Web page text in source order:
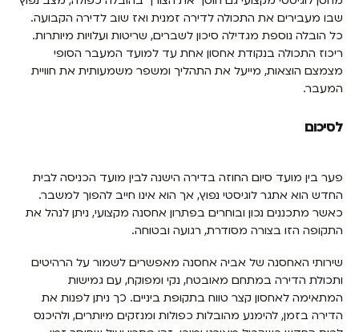
שבו מעבירים את התכולה לדירה זמנית ואז שוב לדירה הקבועה.
כל הובלה נוספת מגדילה סיכון לשברים, שריטות ועלויות מיותרות.
ריכוז התכולה בנקודת אחסון אחת עד למועד המעבר הסופי
מצמצם הוצאות, מייעל את התהליך ומשפר משמעותית את חוויית
המעבר.
לסיכום
פער בין מועד סיום החוזה בדירה הישנה לבין מועד הכניסה לבית
החדש הוא אתגר לוגיסטי נפוץ, אך הוא אינו חייב להפוך למשבר.
כאשר מתכננים נכון ובוחרים בפתרון אחסנה מקצועי, ניתן לנהל את
התקופה הזו בצורה מסודרת, רגועה ובטוחה.
שירותי האחסנה של אביה אחסנה מאפשרים לשמור על הרהיטים
ותכולת הדירה במתחם מאובטח, נקי ומפוקח, עם גמישות
המתאימה לאחסון קצר טווח בתקופת ביניים. כך ניתן לפנות את
הדירה בזמן, להימנע מהובלות כפולות ומנזקים מיותרים, ולהיכנס